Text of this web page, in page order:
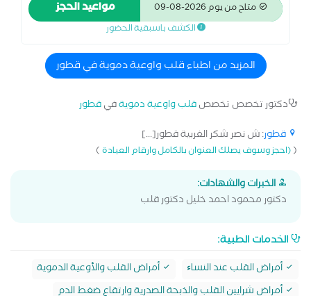
امراض القلب بمستشفى المعلمين بالقاهره د امراض القلب
بمستشفى المقطم التخصصى
متاح من يوم 2026-08-09 مواعيد الحجز
الكشف باسبقية الحضور
المزيد من اطباء قلب واوعية دموية في قطور
دكتور تخصص تخصصقلب واوعية دمويةفيقطور
قطور: ش نصر شكر الغربية قطور[...]
((احجز وسوف يصلك العنوان بالكامل وارقام العيادة)
الخبرات والشهادات:
دكتور محمود احمد خليل دكتور قلب
الخدمات الطبية:
أمراض القلب عند النساﺀ
أمراض القلب والأوعية الدموية
أمراض شرايين القلب والذبحة الصدرية وارتقاع ضغط الدم